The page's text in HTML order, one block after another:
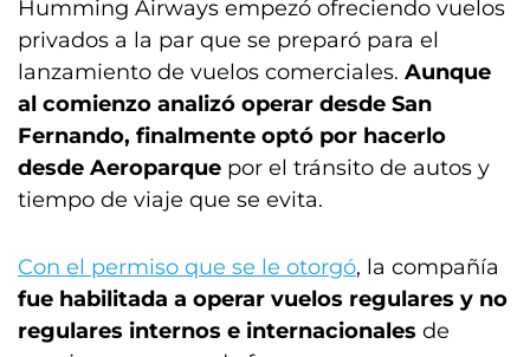
Humming Airways empezó ofreciendo vuelos
privados a la par que se preparó para el
lanzamiento de vuelos comerciales. Aunque
al comienzo analizó operar desde San
Fernando, finalmente optó por hacerlo
desde Aeroparque por el tránsito de autos y
tiempo de viaje que se evita.
Con el permiso que se le otorgó, la compañía
fue habilitada a operar vuelos regulares y no
regulares internos e internacionales de